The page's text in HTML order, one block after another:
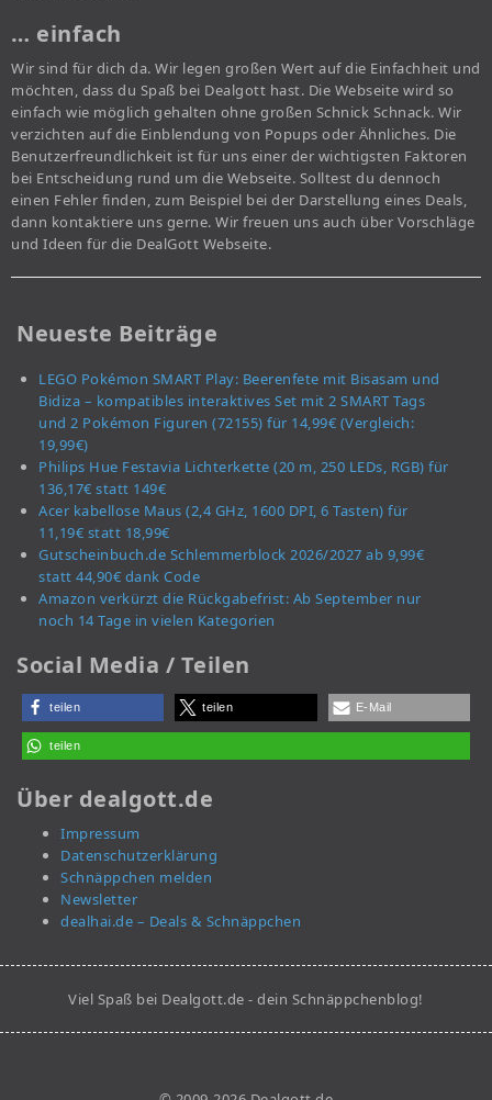
… einfach
Wir sind für dich da. Wir legen großen Wert auf die Einfachheit und
möchten, dass du Spaß bei Dealgott hast. Die Webseite wird so
einfach wie möglich gehalten ohne großen Schnick Schnack. Wir
verzichten auf die Einblendung von Popups oder Ähnliches. Die
Benutzerfreundlichkeit ist für uns einer der wichtigsten Faktoren
bei Entscheidung rund um die Webseite. Solltest du dennoch
einen Fehler finden, zum Beispiel bei der Darstellung eines Deals,
dann kontaktiere uns gerne. Wir freuen uns auch über Vorschläge
und Ideen für die DealGott Webseite.
Neueste Beiträge
LEGO Pokémon SMART Play: Beerenfete mit Bisasam und
Bidiza – kompatibles interaktives Set mit 2 SMART Tags
und 2 Pokémon Figuren (72155) für 14,99€ (Vergleich:
19,99€)
Philips Hue Festavia Lichterkette (20 m, 250 LEDs, RGB) für
136,17€ statt 149€
Acer kabellose Maus (2,4 GHz, 1600 DPI, 6 Tasten) für
11,19€ statt 18,99€
Gutscheinbuch.de Schlemmerblock 2026/2027 ab 9,99€
statt 44,90€ dank Code
Amazon verkürzt die Rückgabefrist: Ab September nur
noch 14 Tage in vielen Kategorien
Social Media / Teilen
teilen teilen E-Mail
teilen
Über dealgott.de
Impressum
Datenschutzerklärung
Schnäppchen melden
Newsletter
dealhai.de – Deals & Schnäppchen
Viel Spaß bei Dealgott.de - dein Schnäppchenblog!